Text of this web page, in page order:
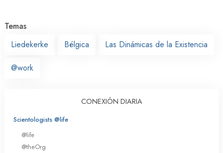
Temas
Liedekerke
Bélgica Las Dinámicas de la Existencia
@work
CONEXIÓN DIARIA
Scientologists @life
@life
@theOrg